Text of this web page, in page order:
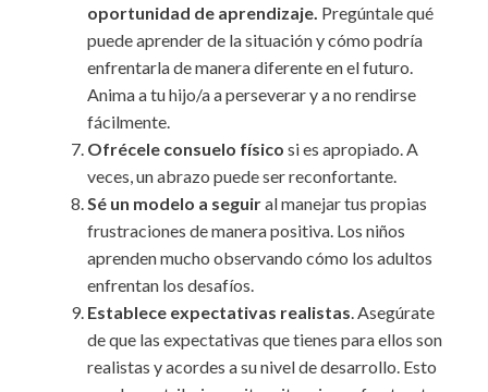
oportunidad de aprendizaje. Pregúntale qué
puede aprender de la situación y cómo podría
enfrentarla de manera diferente en el futuro.
Anima a tu hijo/a a perseverar y a no rendirse
fácilmente.
Ofrécele consuelo físico si es apropiado. A
veces, un abrazo puede ser reconfortante.
Sé un modelo a seguiral manejar tus propias
frustraciones de manera positiva. Los niños
aprenden mucho observando cómo los adultos
enfrentan los desafíos.
Establece expectativas realistas. Asegúrate
de que las expectativas que tienes para ellos son
realistas y acordes a su nivel de desarrollo. Esto